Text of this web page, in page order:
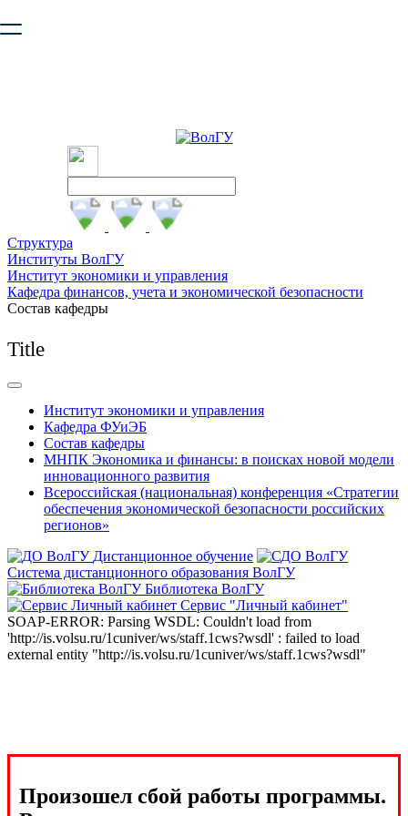
безопасную работу с сайтом. Пожалуйста
Структура
Институты ВолГУ
Институт экономики и управления
Кафедра финансов, учета и экономической безопасности
Состав кафедры
Title
Институт экономики и управления
Кафедра ФУиЭБ
Состав кафедры
МНПК Экономика и финансы: в поисках новой модели
инновационного развития
Всероссийская (национальная) конференция «Стратегии
обеспечения экономической безопасности российских
регионов»
Дистанционное обучение
Система дистанционного образования ВолГУ
Библиотека ВолГУ
Сервис "Личный кабинет"
SOAP-ERROR: Parsing WSDL: Couldn't load from
'http://is.volsu.ru/1cuniver/ws/staff.1cws?wsdl' : failed to load
external entity "http://is.volsu.ru/1cuniver/ws/staff.1cws?wsdl"
Произошел сбой работы программы.